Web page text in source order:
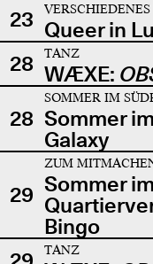
23
VERSCHIEDENES
Queer in
28
TANZ
WÆXE:
28
SOMMER IM
Sommer
Galaxy
29
ZUM
Sommer
Bingo
TANZ